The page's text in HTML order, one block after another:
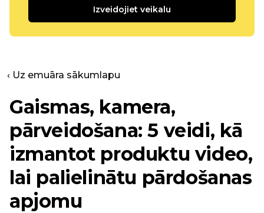
Izveidojiet veikalu
‹ Uz emuāra sākumlapu
Gaismas, kamera,
pārveidošana: 5 veidi, kā
izmantot produktu video,
lai palielinātu pārdošanas
apjomu